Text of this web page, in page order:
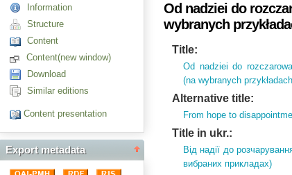
Information
Structure
Content
Content(new window)
Download
Similar editions
Content presentation
Export metadata
Od nadziei do
wybranych
Title:
Od nadziei do
(na wybranych
Alternative title:
From hope to
Title in ukr.:
Від надії до
вибраних прикладах)